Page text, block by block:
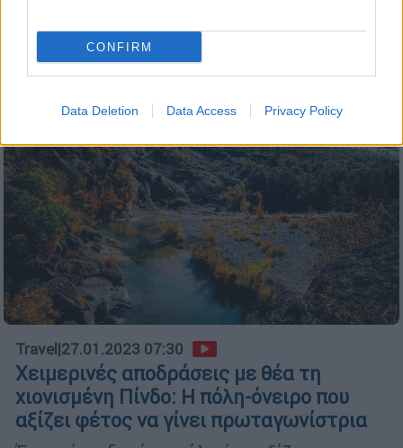
CONFIRM
Data Deletion Data Access Privacy Policy
Travel|27.01.2023 07:30
Χειμερινές αποδράσεις με θέα τη
χιονισμένη Πίνδο: Η πόλη-όνειρο που
αξίζει φέτος να γίνει πρωταγωνίστρια